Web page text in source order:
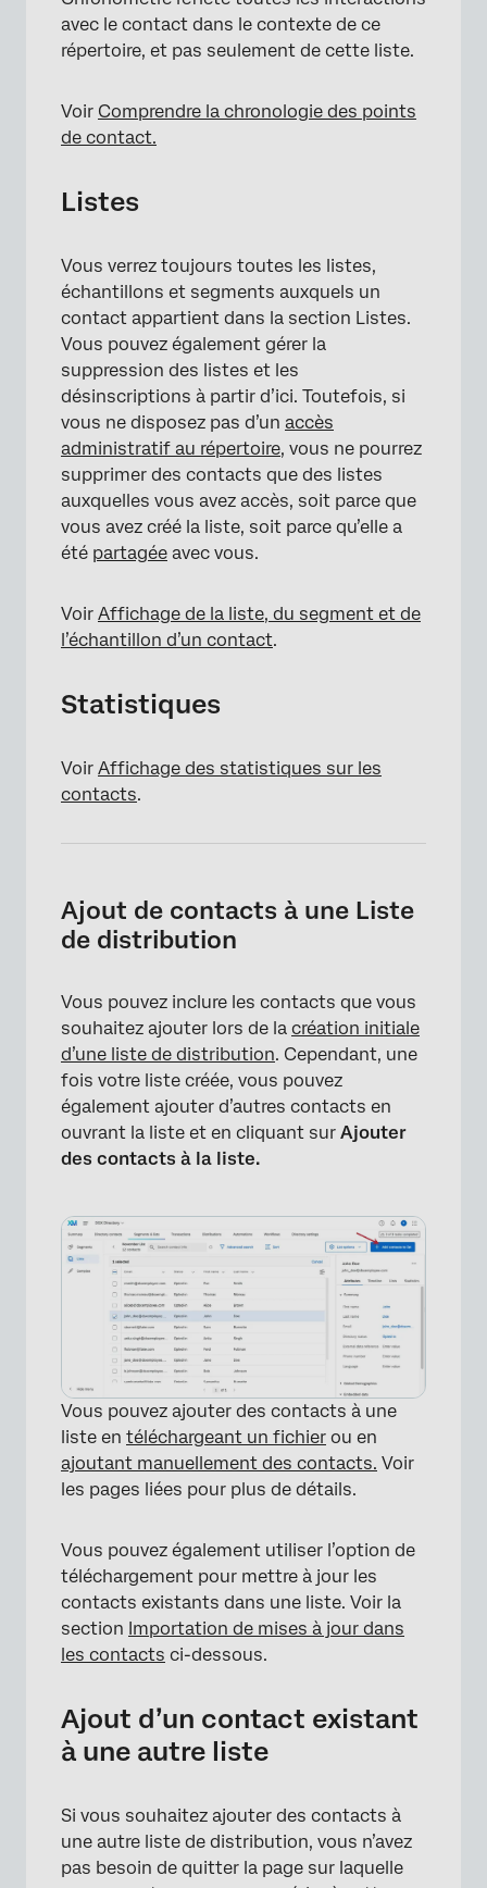
avec le contact dans le contexte de ce
répertoire, et pas seulement de cette liste.
Voir Comprendre la chronologie des points
de contact.
Listes
Vous verrez toujours toutes les listes,
échantillons et segments auxquels un
contact appartient dans la section Listes.
Vous pouvez également gérer la
suppression des listes et les
désinscriptions à partir d’ici. Toutefois, si
vous ne disposez pas d’un accès
administratif au répertoire, vous ne pourrez
supprimer des contacts que des listes
auxquelles vous avez accès, soit parce que
vous avez créé la liste, soit parce qu’elle a
été partagée avec vous.
Voir Affichage de la liste, du segment et de
l’échantillon d’un contact.
Statistiques
Voir Affichage des statistiques sur les
contacts.
Ajout de contacts à une Liste
de distribution
Vous pouvez inclure les contacts que vous
souhaitez ajouter lors de la création initiale
d’une liste de distribution. Cependant, une
fois votre liste créée, vous pouvez
également ajouter d’autres contacts en
ouvrant la liste et en cliquant sur Ajouter
des contacts à la liste.
Vous pouvez ajouter des contacts à une
liste en téléchargeant un fichier ou en
ajoutant manuellement des contacts. Voir
les pages liées pour plus de détails.
Vous pouvez également utiliser l’option de
téléchargement pour mettre à jour les
contacts existants dans une liste. Voir la
section Importation de mises à jour dans
les contacts ci-dessous.
Ajout d’un contact existant
à une autre liste
Si vous souhaitez ajouter des contacts à
une autre liste de distribution, vous n’avez
pas besoin de quitter la page sur laquelle